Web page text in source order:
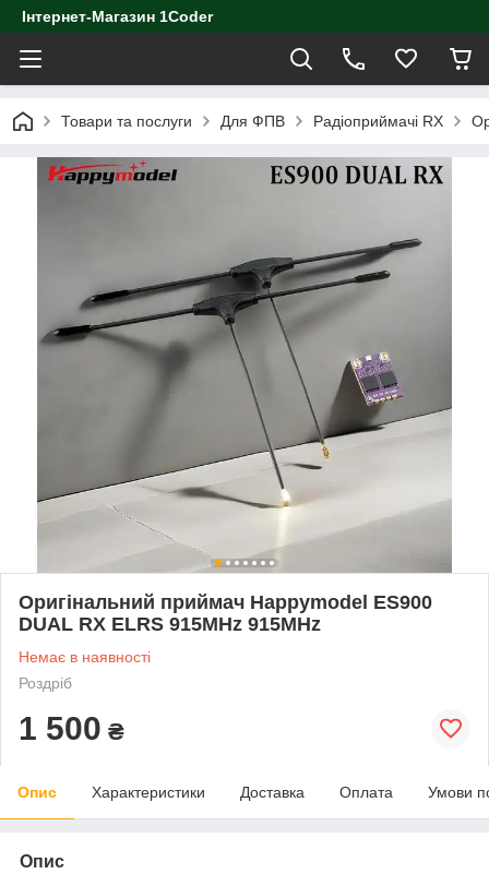
Інтернет-Магазин 1Coder
Товари та послуги Для ФПВ Радіоприймачі RX
Оригінальний приймач Happymodel ES900
DUAL RX ELRS 915MHz 915MHz
Немає в наявності
Роздріб
1 500 ₴
Опис Характеристики Доставка Оплата Умови
Опис